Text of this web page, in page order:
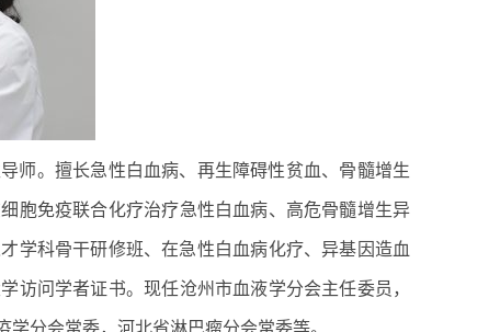
师。擅长急性白血病、再生障碍性贫血、骨髓增生
胞免疫联合化疗治疗急性白血病、高危骨髓增生异
学科骨干研修班、在急性白血病化疗、异基因造血
访问学者证书。现任沧州市血液学分会主任委员，
分会常委，河北省淋巴瘤分会常委等。